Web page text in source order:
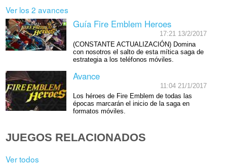
Ver los 2 avances
Guía Fire Emblem Heroes
17:21 13/2/2017
(CONSTANTE ACTUALIZACIÓN) Domina
con nosotros el salto de esta mítica saga de
estrategia a los teléfonos móviles.
Avance
11:04 21/1/2017
Los héroes de Fire Emblem de todas las
épocas marcarán el inicio de la saga en
formatos móviles.
JUEGOS RELACIONADOS
Ver todos